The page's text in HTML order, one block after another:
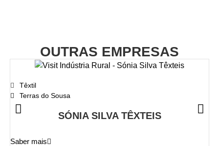
OUTRAS EMPRESAS
Têxtil
Terras do Sousa
SÓNIA SILVA TÊXTEIS
Saber mais